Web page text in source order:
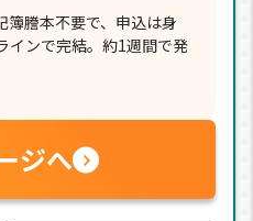
簿謄本不要で、申込は身
インで完結。約1週間で発
ジへ